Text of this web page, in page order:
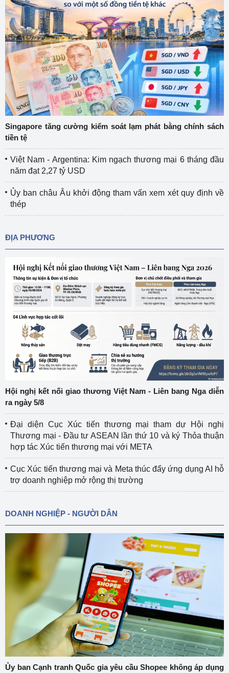
Singapore tăng cường kiểm soát lạm phát bằng chính sách
tiền tệ
Việt Nam - Argentina: Kim ngạch thương mại 6 tháng đầu
năm đạt 2,27 tỷ USD
Ủy ban châu Âu khởi động tham vấn xem xét quy định về
thép
ĐỊA PHƯƠNG
Hội nghị kết nối giao thương Việt Nam - Liên bang Nga diễn
ra ngày 5/8
Đại diện Cục Xúc tiến thương mại tham dự Hội nghị
Thương mại - Đầu tư ASEAN lần thứ 10 và ký Thỏa thuận
hợp tác Xúc tiến thương mại với META
Cục Xúc tiến thương mại và Meta thúc đẩy ứng dụng AI hỗ
trợ doanh nghiệp mở rộng thị trường
DOANH NGHIỆP - NGƯỜI DÂN
Ủy ban Cạnh tranh Quốc gia yêu cầu Shopee không áp dụng